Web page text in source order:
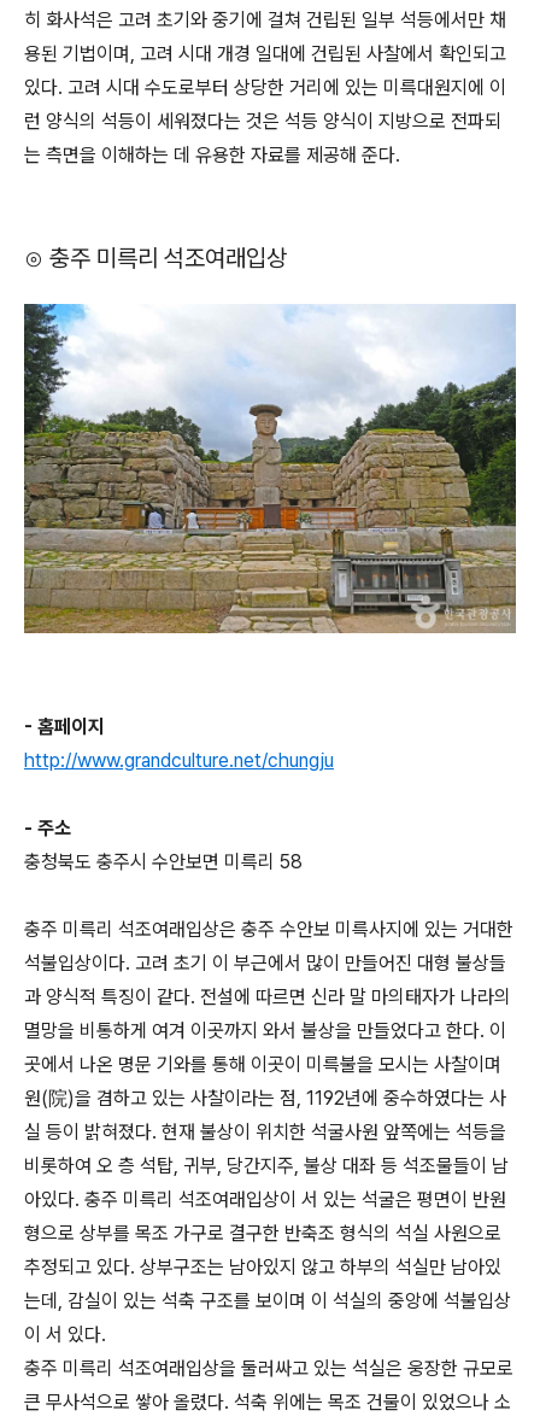
히 화사석은 고려 초기와 중기에 걸쳐 건립된 일부 석등에서만 채
용된 기법이며, 고려 시대 개경 일대에 건립된 사찰에서 확인되고
있다. 고려 시대 수도로부터 상당한 거리에 있는 미륵대원지에 이
런 양식의 석등이 세워졌다는 것은 석등 양식이 지방으로 전파되
는 측면을 이해하는 데 유용한 자료를 제공해 준다.
⊙ 충주 미륵리 석조여래입상
- 홈페이지
http://www.grandculture.net/chungju
- 주소
충청북도 충주시 수안보면 미륵리 58
충주 미륵리 석조여래입상은 충주 수안보 미륵사지에 있는 거대한
석불입상이다. 고려 초기 이 부근에서 많이 만들어진 대형 불상들
과 양식적 특징이 같다. 전설에 따르면 신라 말 마의태자가 나라의
멸망을 비통하게 여겨 이곳까지 와서 불상을 만들었다고 한다. 이
곳에서 나온 명문 기와를 통해 이곳이 미륵불을 모시는 사찰이며
원(院)을 겸하고 있는 사찰이라는 점, 1192년에 중수하였다는 사
실 등이 밝혀졌다. 현재 불상이 위치한 석굴사원 앞쪽에는 석등을
비롯하여 오 층 석탑, 귀부, 당간지주, 불상 대좌 등 석조물들이 남
아있다. 충주 미륵리 석조여래입상이 서 있는 석굴은 평면이 반원
형으로 상부를 목조 가구로 결구한 반축조 형식의 석실 사원으로
추정되고 있다. 상부구조는 남아있지 않고 하부의 석실만 남아있
는데, 감실이 있는 석축 구조를 보이며 이 석실의 중앙에 석불입상
이 서 있다.
충주 미륵리 석조여래입상을 둘러싸고 있는 석실은 웅장한 규모로
큰 무사석으로 쌓아 올렸다. 석축 위에는 목조 건물이 있었으나 소